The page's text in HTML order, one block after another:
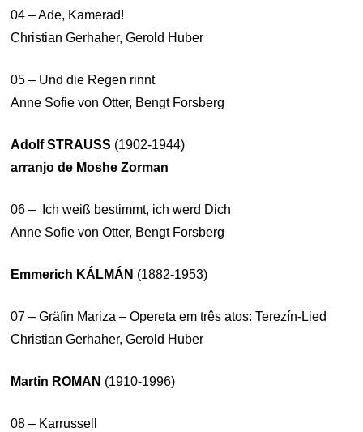
04 – Ade, Kamerad!
Christian Gerhaher, Gerold Huber
05 – Und die Regen rinnt
Anne Sofie von Otter, Bengt Forsberg
Adolf STRAUSS (1902-1944)
arranjo de Moshe Zorman
06 –
Ich weiß bestimmt, ich werd Dich
Anne Sofie von Otter, Bengt Forsberg
Emmerich KÁLMÁN (1882-1953)
07 – Gräfin Mariza – Opereta em três atos: Terezín-Lied
Christian Gerhaher, Gerold Huber
Martin ROMAN (1910-1996)
08 – Karrussell